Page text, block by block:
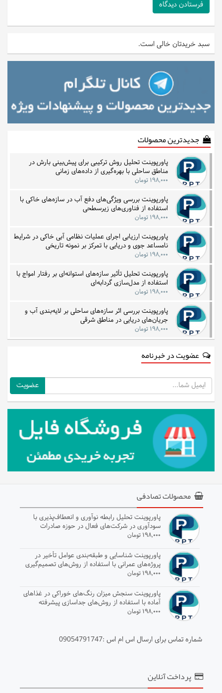
سبد خریدتان خالی است.
جدیدترین محصولات
پاورپوینت تحلیل روش ترکیبی برای پیش‌بینی بارش در
مناطق ساحلی با بهره‌گیری از داده‌های زمانی
۱۹۸,۰۰۰ تومان
پاورپوینت بررسی ویژگی‌های دفع آب در سازه‌های خاکی با
استفاده از فناوری‌های زیرسطحی
۱۹۸,۰۰۰ تومان
پاورپوینت ارزیابی اجرای عملیات نظامی آبی خاکی در شرایط
نامساعد جوی و دریایی با تمرکز بر نمونه تاریخی
۱۹۸,۰۰۰ تومان
پاورپوینت تحلیل تأثیر سازه‌های استوانه‌ای بر رفتار امواج با
استفاده از مدل‌سازی گردابه‌ای
۱۹۸,۰۰۰ تومان
پاورپوینت بررسی اثر سازه‌های ساحلی بر لایه‌بندی آب و
جریان‌های دریایی در مناطق شرقی
۱۹۸,۰۰۰ تومان
عضویت در خبرنامه
ایمیل
محصولات تصادفی
پاورپوینت تحلیل رابطه نوآوری و انعطاف‌پذیری با
سودآوری در شرکت‌های فعال در حوزه صادرات
۱۹۸,۰۰۰ تومان
پاورپوینت شناسایی و طبقه‌بندی عوامل تأخیر در
پروژه‌های عمرانی با استفاده از روش‌های تصمیم‌گیری
چندمعیاره
۱۹۸,۰۰۰ تومان
پاورپوینت سنجش میزان رنگ‌های خوراکی در غذاهای
آماده با استفاده از روش‌های جداسازی پیشرفته
۱۹۸,۰۰۰ تومان
شماره تماس برای ارسال اس ام اس :09054791747
پرداخت آنلاین